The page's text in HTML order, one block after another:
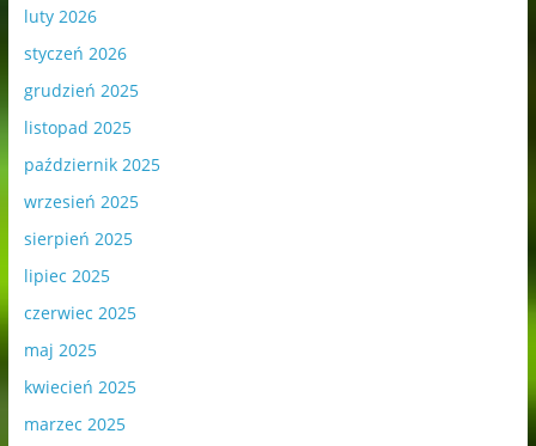
luty 2026
styczeń 2026
grudzień 2025
listopad 2025
październik 2025
wrzesień 2025
sierpień 2025
lipiec 2025
czerwiec 2025
maj 2025
kwiecień 2025
marzec 2025